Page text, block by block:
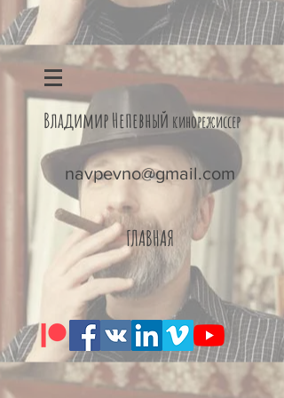
Владимир Непевный кинорежиссер
navpevno@gmail.com
ГЛАВНАЯ